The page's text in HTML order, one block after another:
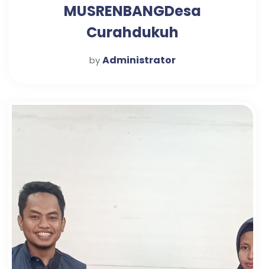
MUSRENBANGDesa
Curahdukuh
byAdministrator